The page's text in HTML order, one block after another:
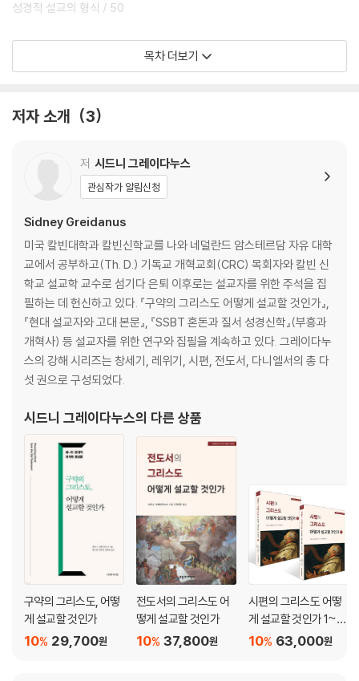
성경적 설교의 형식 / 50
제2장 역사적 토대 / 63
제3장 문학적 해석 / 103
문학적 해석 방법 / 108
총체적인 문학적 해석 / 152
제4장 역사적 해석 / 157
역사적 해석의 필요성 / 158
성경의 역사 서술 / 161
하나님의 나라의 역사 / 182
제5장 신학적 해석 / 193
신학적 해석의 본질 / 193
저자의 목적 / 200
성경의 하나님 중심적 목적 / 212
본문 설교 / 229
본문 중심의 주제 설교 / 241
제7장 설교의 형식 / 259
교훈적 형식 / 265
본문의 형식 / 281
제8장 설교의 관련성 / 287
역사적·문화적 간극 / 289
목차 더보기
저자 소개 3
저 시드니 그레이다누스
관심작가 알림신청
Sidney Greidanus
미국 칼빈대학과 칼빈신학교를 나와 네덜란드 암스테르담 자유 대학
교에서 공부하고(Th. D.) 기독교 개혁교회(CRC) 목회자와 칼빈 신
학교 설교학 교수로 섬기다 은퇴 이후로는 설교자를 위한 주석을 집
필하는 데 헌신하고 있다. 『구약의 그리스도 어떻게 설교할 것인가』,
『현대 설교자와 고대 본문』, 『SSBT 혼돈과 질서 성경신학』(부흥과
개혁사) 등 설교자를 위한 연구와 집필을 계속하고 있다. 그레이다누
스의 강해 시리즈는 창세기, 레위기, 시편, 전도서, 다니엘서의 총 다
섯 권으로 구성되었다.
시드니 그레이다누스의 다른 상품
구약의 그리스도, 어떻
게 설교할 것인가
29,700원
10%
전도서의 그리스도 어
떻게 설교할 것인가
37,800원
10%
시편의 그리스도 어떻
게 설교할 것인가 1~2
권 세트63,000원
10%